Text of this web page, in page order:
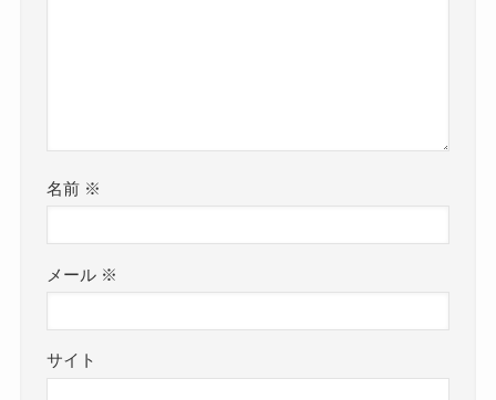
名前 ※
メール ※
サイト